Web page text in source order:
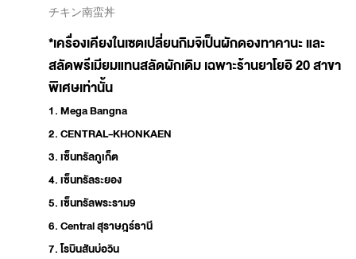
チキン南蛮丼
*เครื่องเคียงในเซตเปลี่ยนกิมจิเป็นผักดองทาคานะ และ
สลัดพรีเมียมแทนสลัดผักเดิม เฉพาะร้านยาโยอิ 20 สาขา
พิเศษเท่านั้น
1. Mega Bangna
2. CENTRAL-KHONKAEN
3. เซ็นทรัลภูเก็ต
4. เซ็นทรัลระยอง
5. เซ็นทรัลพระราม9
6. Central สุราษฎร์ธานี
7. โรบินสันบ่อวิน